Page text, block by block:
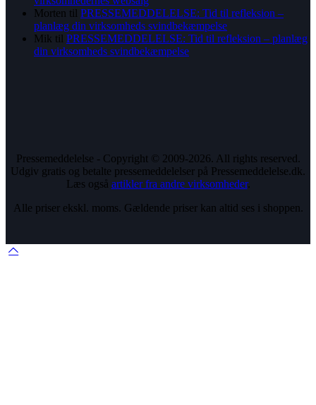
Morten til PRESSEMEDDELELSE: Tid til refleksion –
planlæg din virksomheds svindbekæmpelse
Mik til PRESSEMEDDELELSE: Tid til refleksion – planlæg
din virksomheds svindbekæmpelse
Pressemeddelelse - Copyright © 2009-2026. All rights reserved.
Udgiv gratis og betalte pressemeddelelser på Pressemeddelelse.dk.
Læs også artikler fra andre virksomheder.
Alle priser ekskl. moms. Gældende priser kan altid ses i shoppen.